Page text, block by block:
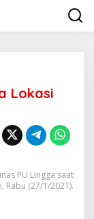
Lokasi
PU Lingga saat
Rabu (27/1/2021).